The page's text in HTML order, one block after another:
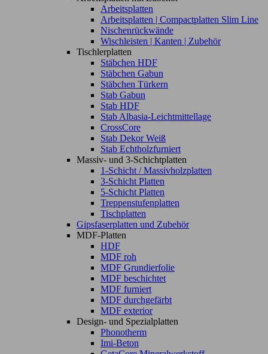
Arbeitsplatten
Arbeitsplatten | Compactplatten Slim Line
Nischenrückwände
Wischleisten | Kanten | Zubehör
Tischlerplatten
Stäbchen HDF
Stäbchen Gabun
Stäbchen Türkern
Stab Gabun
Stab HDF
Stab Albasia-Leichtmittellage
CrossCore
Stab Dekor Weiß
Stab Echtholzfurniert
Massiv- und 3-Schichtplatten
1-Schicht / Massivholzplatten
3-Schicht Platten
5-Schicht Platten
Treppenstufenplatten
Tischplatten
Gipsfaserplatten und Zubehör
MDF-Platten
HDF
MDF roh
MDF Grundierfolie
MDF beschichtet
MDF furniert
MDF durchgefärbt
MDF exterior
Design- und Spezialplatten
Phonotherm
Imi-Beton